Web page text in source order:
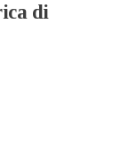
di